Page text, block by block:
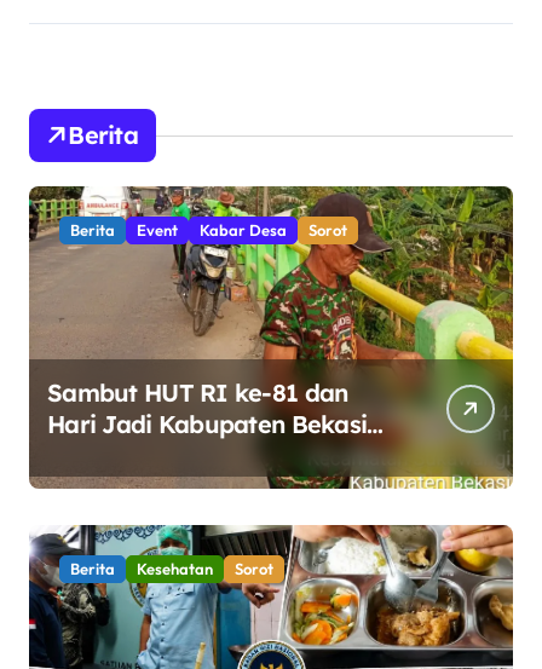
Berita
Berita Event Kabar Desa Sorot
Sambut HUT RI ke-81 dan
Hari Jadi Kabupaten Bekasi
ke-76, Pemdes Muara bakti
Gotong Royong Percantik
Jembatan CBL
Berita Kesehatan Sorot